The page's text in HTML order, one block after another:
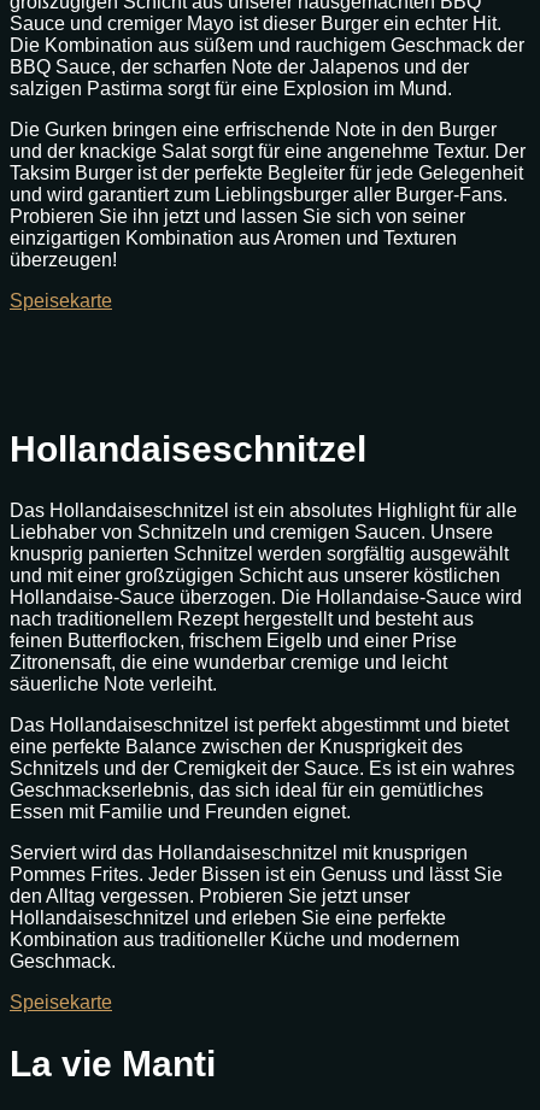
Sauce und cremiger Mayo ist dieser Burger ein echter Hit.
Die Kombination aus süßem und rauchigem Geschmack der
BBQ Sauce, der scharfen Note der Jalapenos und der
salzigen Pastirma sorgt für eine Explosion im Mund.
Die Gurken bringen eine erfrischende Note in den Burger
und der knackige Salat sorgt für eine angenehme Textur. Der
Taksim Burger ist der perfekte Begleiter für jede Gelegenheit
und wird garantiert zum Lieblingsburger aller Burger-Fans.
Probieren Sie ihn jetzt und lassen Sie sich von seiner
einzigartigen Kombination aus Aromen und Texturen
überzeugen!
Speisekarte
Hollandaiseschnitzel
Das Hollandaiseschnitzel ist ein absolutes Highlight für alle
Liebhaber von Schnitzeln und cremigen Saucen. Unsere
knusprig panierten Schnitzel werden sorgfältig ausgewählt
und mit einer großzügigen Schicht aus unserer köstlichen
Hollandaise-Sauce überzogen. Die Hollandaise-Sauce wird
nach traditionellem Rezept hergestellt und besteht aus
feinen Butterflocken, frischem Eigelb und einer Prise
Zitronensaft, die eine wunderbar cremige und leicht
säuerliche Note verleiht.
Das Hollandaiseschnitzel ist perfekt abgestimmt und bietet
eine perfekte Balance zwischen der Knusprigkeit des
Schnitzels und der Cremigkeit der Sauce. Es ist ein wahres
Geschmackserlebnis, das sich ideal für ein gemütliches
Essen mit Familie und Freunden eignet.
Serviert wird das Hollandaiseschnitzel mit knusprigen
Pommes Frites. Jeder Bissen ist ein Genuss und lässt Sie
den Alltag vergessen. Probieren Sie jetzt unser
Hollandaiseschnitzel und erleben Sie eine perfekte
Kombination aus traditioneller Küche und modernem
Geschmack.
Speisekarte
La vie Manti